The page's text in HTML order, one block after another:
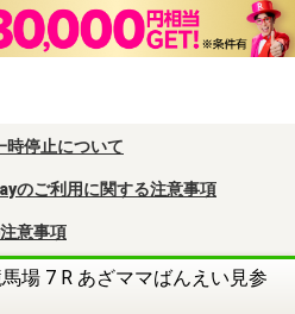
時停止について
のご利用に関する注意事項
意事項
場 7 R あざママばんえい見参